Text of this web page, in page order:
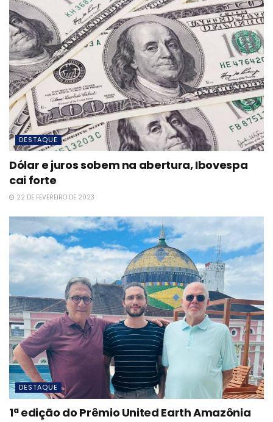
DESTAQUE
Dólar e juros sobem na abertura, Ibovespa
cai forte
22 DE FEVEREIRO DE 2023
DESTAQUE
1ª edição do Prêmio United Earth Amazônia